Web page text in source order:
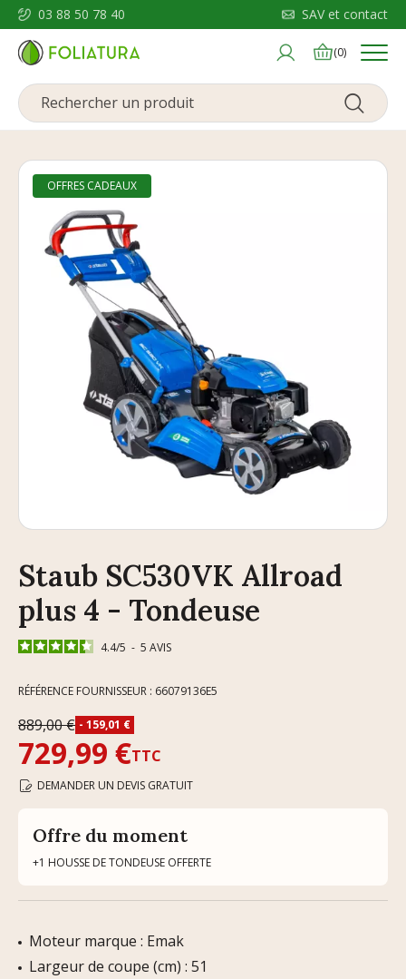
03 88 50 78 40 SAV et contact
(0) Menu
OFFRES CADEAUX
Staub SC530VK Allroad
plus 4 - Tondeuse
4.4/5 - 5 AVIS
RÉFÉRENCE FOURNISSEUR : 66079136E5
889,00 € - 159,01 €
729,99 €TTC
DEMANDER UN DEVIS GRATUIT
Offre du moment
+1 HOUSSE DE TONDEUSE OFFERTE
Moteur marque : Emak
Largeur de coupe (cm) : 51